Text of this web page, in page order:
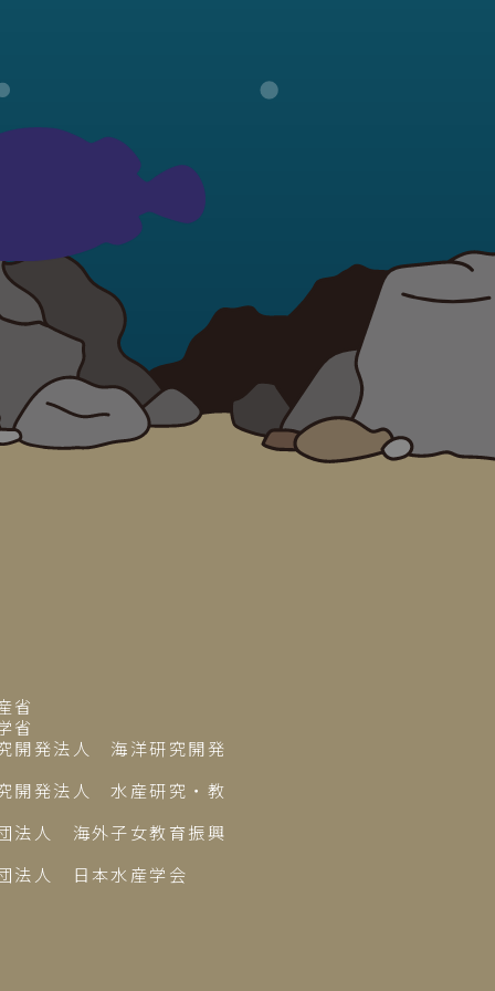
省
省
開発法人 海洋研究開発
開発法人 水産研究・教
法人 海外子女教育振興
法人 日本水産学会